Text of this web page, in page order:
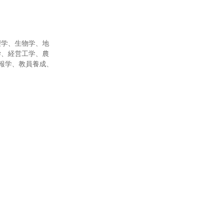
、生物学、地
経営工学、農
、教員養成、